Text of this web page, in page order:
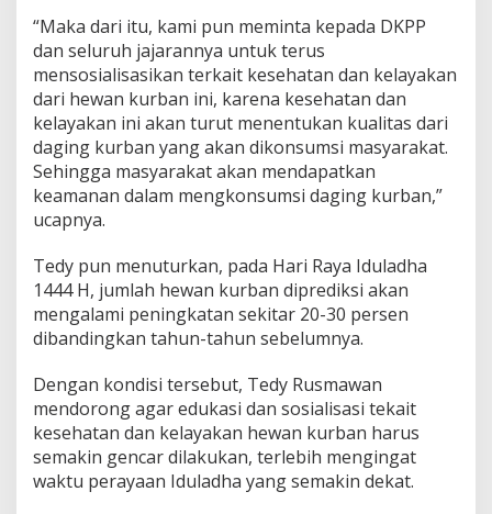
“Maka dari itu, kami pun meminta kepada DKPP
dan seluruh jajarannya untuk terus
mensosialisasikan terkait kesehatan dan kelayakan
dari hewan kurban ini, karena kesehatan dan
kelayakan ini akan turut menentukan kualitas dari
daging kurban yang akan dikonsumsi masyarakat.
Sehingga masyarakat akan mendapatkan
keamanan dalam mengkonsumsi daging kurban,”
ucapnya.
Tedy pun menuturkan, pada Hari Raya Iduladha
1444 H, jumlah hewan kurban diprediksi akan
mengalami peningkatan sekitar 20-30 persen
dibandingkan tahun-tahun sebelumnya.
Dengan kondisi tersebut, Tedy Rusmawan
mendorong agar edukasi dan sosialisasi tekait
kesehatan dan kelayakan hewan kurban harus
semakin gencar dilakukan, terlebih mengingat
waktu perayaan Iduladha yang semakin dekat.